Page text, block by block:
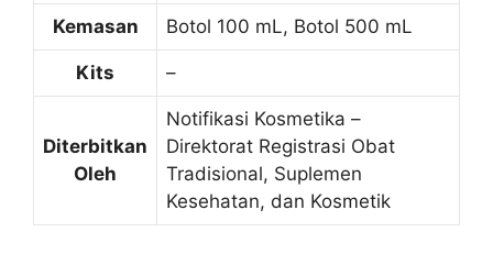
Kemasan Botol 100 mL, Botol 500 mL
Kits –
Diterbitkan
Oleh
Notifikasi Kosmetika –
Direktorat Registrasi Obat
Tradisional, Suplemen
Kesehatan, dan Kosmetik